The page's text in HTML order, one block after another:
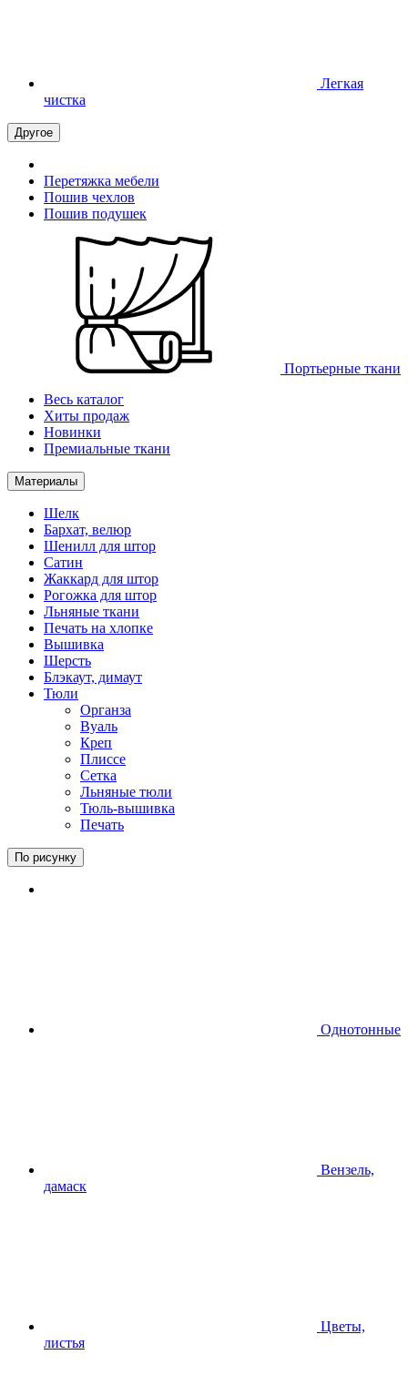
Легкая
чистка
Другое
Перетяжка мебели
Пошив чехлов
Пошив подушек
Портьерные ткани
Весь каталог
Хиты продаж
Новинки
Премиальные ткани
Материалы
Шелк
Бархат, велюр
Шенилл для штор
Сатин
Жаккард для штор
Рогожка для штор
Льняные ткани
Печать на хлопке
Вышивка
Шерсть
Блэкаут, димаут
Тюли
Органза
Вуаль
Креп
Плиссе
Сетка
Льняные тюли
Тюль-вышивка
Печать
По рисунку
Однотонные
Вензель,
дамаск
Цветы,
листья